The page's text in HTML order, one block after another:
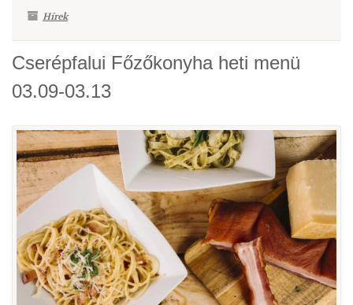
Hírek
Cserépfalui Főzőkonyha heti menü
03.09-03.13